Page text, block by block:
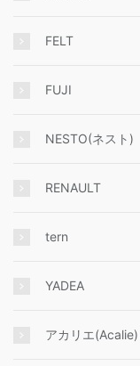
FELT
FUJI
NESTO(ネスト)
RENAULT
tern
YADEA
アカリエ(Acalie)